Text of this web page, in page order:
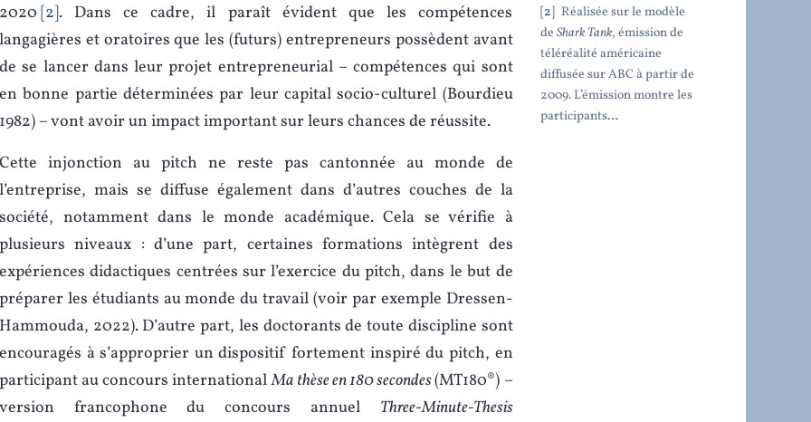
2020 2 . Dans ce cadre, il paraît évident que les compétences
langagières et oratoires que les (futurs) entrepreneurs possèdent avant
de se lancer dans leur projet entrepreneurial – compétences qui sont
en bonne partie déterminées par leur capital socio-culturel (Bourdieu
1982) – vont avoir un impact important sur leurs chances de réussite.
Cette injonction au pitch ne reste pas cantonnée au monde de
l’entreprise, mais se diffuse également dans d’autres couches de la
société, notamment dans le monde académique. Cela se vérifie à
plusieurs niveaux : d’une part, certaines formations intègrent des
expériences didactiques centrées sur l’exercice du pitch, dans le but de
préparer les étudiants au monde du travail (voir par exemple Dressen-
Hammouda, 2022). D’autre part, les doctorants de toute discipline sont
encouragés à s’approprier un dispositif fortement inspiré du pitch, en
participant au concours internationalMa thèse en 180 secondes(MT180®) –
version francophone du concours annuel Three-Minute-Thesis
2
Réalisée sur le modèle
de Shark Tank, émission de
téléréalité américaine
diffusée sur ABC à partir de
2009. L’émission montre les
participants…